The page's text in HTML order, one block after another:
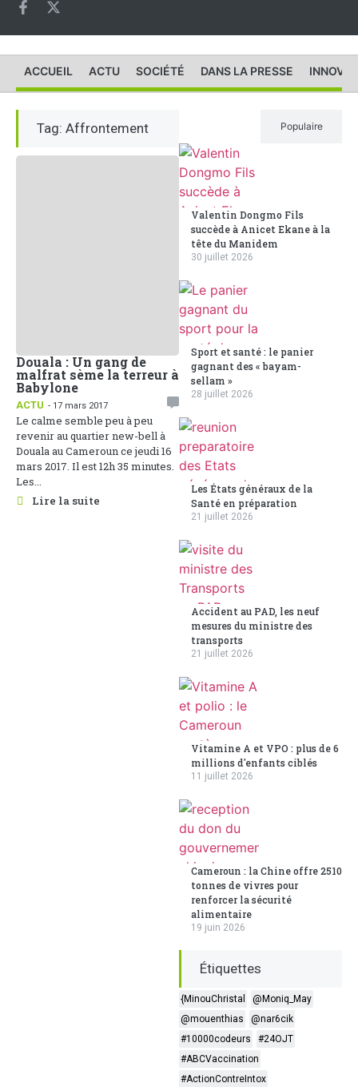
ACCUEIL ACTU SOCIÉTÉ DANS LA PRESSE
Tag: Affrontement
Douala : Un gang de
malfrat sème la terreur à
Babylone
ACTU - 17 mars 2017
Le calme semble peu à peu
revenir au quartier new-bell à
Douala au Cameroun ce jeudi 16
mars 2017. Il est 12h 35 minutes.
Les...
Lire la suite
Populaire
Valentin Dongmo Fils
succède à Anicet Ekane à la
tête du Manidem
30 juillet 2026
Sport et santé : le panier
gagnant des « bayam-
sellam »
28 juillet 2026
Les États généraux de la
Santé en préparation
21 juillet 2026
Accident au PAD, les neuf
mesures du ministre des
transports
21 juillet 2026
Vitamine A et VPO : plus de 6
millions d'enfants ciblés
11 juillet 2026
Cameroun : la Chine offre 2510
tonnes de vivres pour
renforcer la sécurité
alimentaire
19 juin 2026
Étiquettes
{MinouChristal
@Moniq_May
@mouenthias
@nar6cik
#10000codeurs
#24OJT
#ABCVaccination
#ActionContreIntox